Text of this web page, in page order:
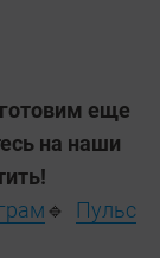
еще
на наши
🔹 Пульс